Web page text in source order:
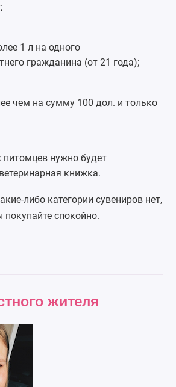
1 л на одного
гражданина (от 21 года);
чем на сумму 100 дол. и только
нужно будет
книжка.
либо категории сувениров нет,
покупайте спокойно.
жителя